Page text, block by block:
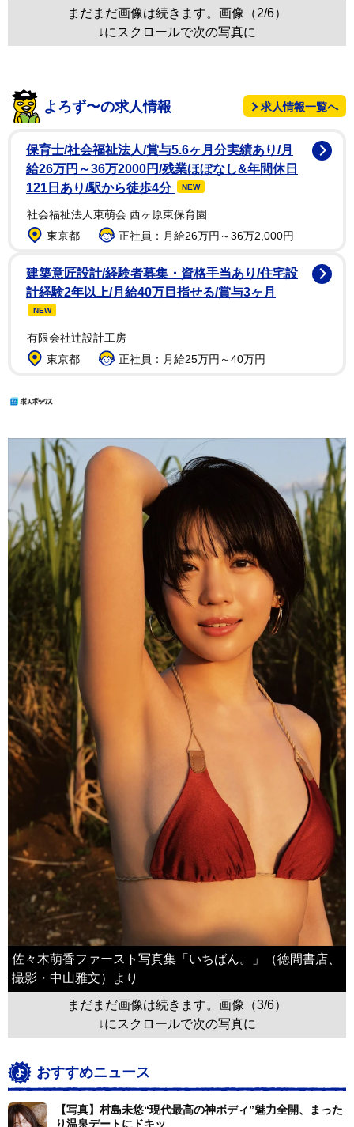
まだまだ画像は続きます。画像（2/6）
↓にスクロールで次の写真に
よろず〜の求人情報 求人情報一覧へ
保育士/社会福祉法人/賞与5.6ヶ月分実績あり/月
給26万円～36万2000円/残業ほぼなし&年間休日
121日あり/駅から徒歩4分
NEW
社会福祉法人東萌会 西ヶ原東保育園
東京都
正社員：月給26万円～36万2,000円
建築意匠設計/経験者募集・資格手当あり/住宅設
計経験2年以上/月給40万目指せる/賞与3ヶ月
NEW
有限会社辻設計工房
東京都
正社員：月給25万円～40万円
佐々木萌香ファースト写真集「いちばん。」（徳間書店、
撮影・中山雅文）より
まだまだ画像は続きます。画像（3/6）
↓にスクロールで次の写真に
おすすめニュース
【写真】村島未悠“現代最高の神ボディ”魅力全開、まった
り温泉デートにドキッ